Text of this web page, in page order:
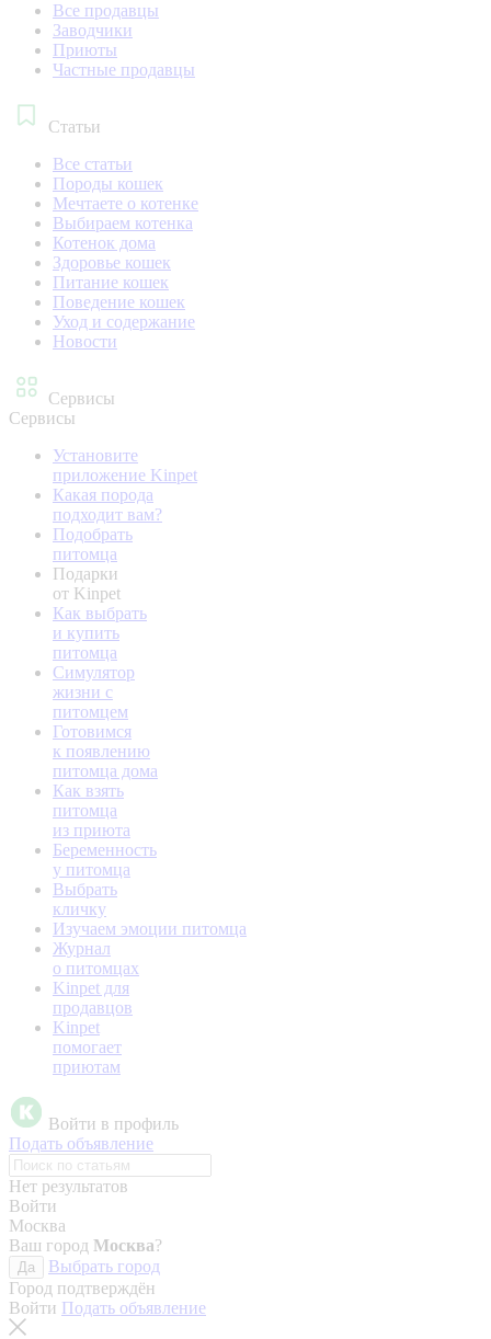
Все продавцы
Заводчики
Приюты
Частные продавцы
Статьи
Все статьи
Породы кошек
Мечтаете о котенке
Выбираем котенка
Котенок дома
Здоровье кошек
Питание кошек
Поведение кошек
Уход и содержание
Новости
Сервисы
Сервисы
Установите
приложение Kinpet
Какая порода
подходит вам?
Подобрать
питомца
Подарки
от Kinpet
Как выбрать
и купить
питомца
Симулятор
жизни с
питомцем
Готовимся
к появлению
питомца дома
Как взять
питомца
из приюта
Беременность
у питомца
Выбрать
кличку
Изучаем эмоции питомца
Журнал
о питомцах
Kinpet для
продавцов
Kinpet
помогает
приютам
Войти в профиль
Подать объявление
Нет результатов
Войти
Москва
Ваш город Москва?
Да
Выбрать город
Город подтверждён
Войти Подать объявление